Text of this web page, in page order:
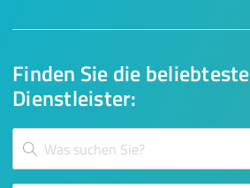
Finden Sie die
Dienstleister: